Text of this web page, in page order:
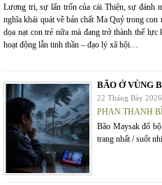
Lương tri, sự lẩn trốn của cái Thiện, sự đánh
nghĩa khái quát về bản chất Ma Quỷ trong
dọa nạt con trẻ nữa mà đang trở thành thế
hoạt động lẫn tinh thần – đạo lý xã hội…
BÃO Ở VÙNG
22 Tháng Bảy 2026
PHAN THANH
Bão Maysak đổ
trang nhất / suốt